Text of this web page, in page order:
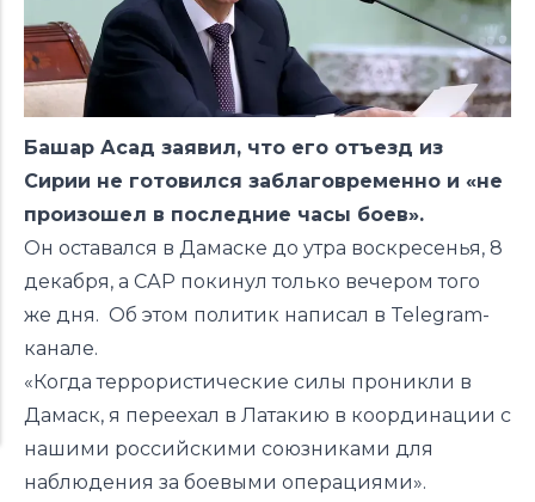
Башар Асад заявил, что его отъезд из
Сирии не готовился заблаговременно и «не
произошел в последние часы боев».
Он оставался в Дамаске до утра воскресенья, 8
декабря, а САР покинул только вечером того
же дня. Об этом политик написал в Telegram-
канале.
«Когда террористические силы проникли в
Дамаск, я переехал в Латакию в координации с
нашими российскими союзниками для
наблюдения за боевыми операциями».